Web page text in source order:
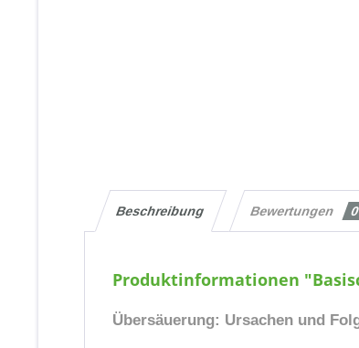
Beschreibung Bewertungen 0
Produktinformationen
Übersäuerung: Ursachen und